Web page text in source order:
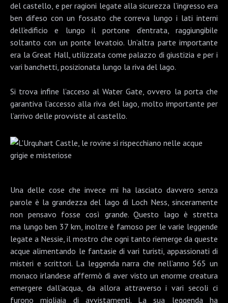
del castello, e per ragioni legate alla sicurezza l’ingresso era
ben difeso con un fossato che correva lungo i lati interni
dell’edificio e lungo il portone d’entrata, raggiungibile
soltanto con un ponte levatoio. Un’altra parte importante
era la Great Hall, utilizzata come palazzo di giustizia e per i
vari banchetti, posizionata lungo la riva del lago.
Si trova infine l’acceso al Water Gate, ovvero la porta che
garantiva l’accesso alla riva del lago, molto importante per
l’arrivo delle provviste al castello.
Una delle cose che invece mi ha lasciato davvero senza
parole è la grandezza del lago di Loch Ness, sinceramente
non pensavo fosse così grande. Questo lago è stretta
ma lungo ben 37 km, inoltre è famoso per le varie leggende
legate a Nessie, il mostro che ogni tanto riemerge da queste
acque alimentando le fantasie di vari turisti, appassionati di
misteri e scrittori. La leggenda narra che nell’anno 565 un
monaco irlandese affermò di aver visto un enorme creatura
emergere dall’acqua, da allora attraverso i vari secoli ci
furono migliaia di avvistamenti. La sua leggenda ha